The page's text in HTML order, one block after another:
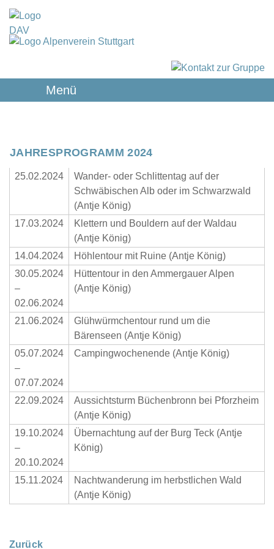
Menü
JAHRESPROGRAMM 2024
25.02.2024
Wander- oder Schlittentag auf der
Schwäbischen Alb oder im Schwarzwald
(Antje König)
17.03.2024
Klettern und Bouldern auf der Waldau
(Antje König)
14.04.2024
Höhlentour mit Ruine (Antje König)
30.05.2024
–
02.06.2024
Hüttentour in den Ammergauer Alpen
(Antje König)
21.06.2024
Glühwürmchentour rund um die
Bärenseen (Antje König)
05.07.2024
–
07.07.2024
Campingwochenende (Antje König)
22.09.2024
Aussichtsturm Büchenbronn bei Pforzheim
(Antje König)
19.10.2024
–
20.10.2024
Übernachtung auf der Burg Teck (Antje
König)
15.11.2024
Nachtwanderung im herbstlichen Wald
(Antje König)
Zurück